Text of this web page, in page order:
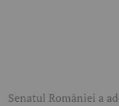
Senatul României a